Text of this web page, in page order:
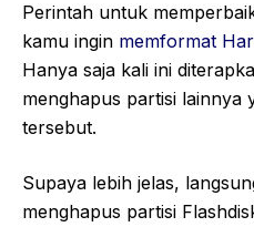
Perintah untuk
kamu ingin memformat
Hanya saja kali ini
menghapus partisi lainnya
tersebut.
Supaya lebih jelas,
menghapus partisi